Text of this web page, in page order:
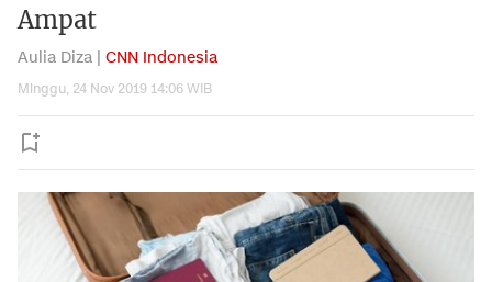
Ampat
Aulia Diza | CNN Indonesia
Minggu, 24 Nov 2019 14:06 WIB